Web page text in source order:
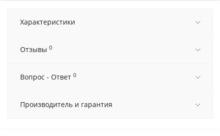
Характеристики
Отзывы 0
Вопрос - Ответ 0
Производитель и гарантия